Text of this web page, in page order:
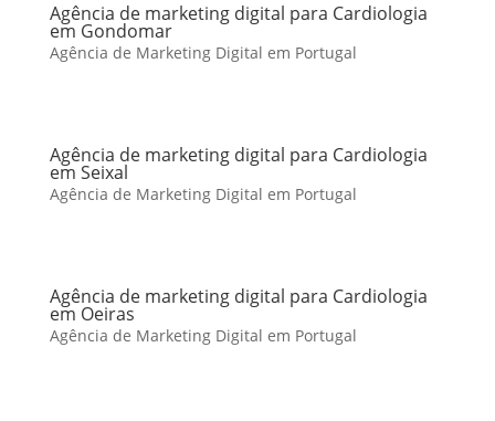
Agência de marketing digital para Cardiologia
em Gondomar
Agência de Marketing Digital em Portugal
Agência de marketing digital para Cardiologia
em Seixal
Agência de Marketing Digital em Portugal
Agência de marketing digital para Cardiologia
em Oeiras
Agência de Marketing Digital em Portugal